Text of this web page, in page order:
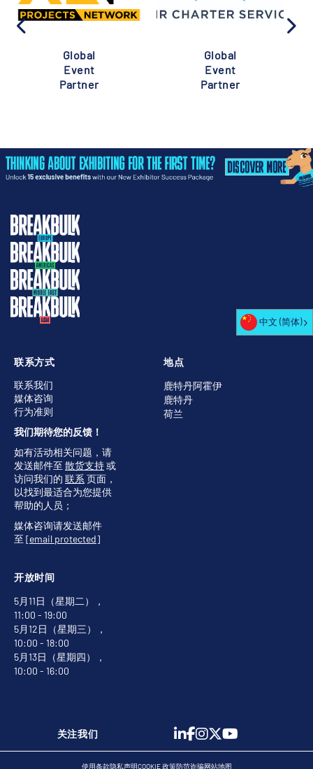
Global
Event
Partner
Global
Event
Partner
地点
鹿特丹阿霍伊
鹿特丹
荷兰
开放时间
5月11日（星期二），
11:00 - 19:00
5月12日（星期三），
10:00 - 18:00
5月13日（星期四），
10:00 - 16:00
联系方式
联系我们
媒体咨询
行为准则
我们期待您的反馈！
如有活动相关问题，请
发送邮件至 散货支持或
访问我们的 联系 页面，
以找到最适合为您提供
帮助的人员；
媒体咨询请发送邮件
至 [email protected]
关注我们
使用条款隐私声明COOKIE 政策防范诈骗网站地图
中文 (简体)